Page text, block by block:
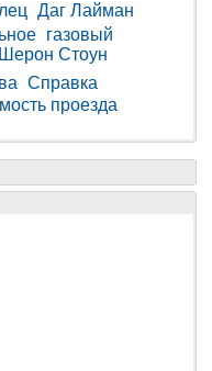
Даг Лайман
газовый
Шерон Стоун
Справка
проезда